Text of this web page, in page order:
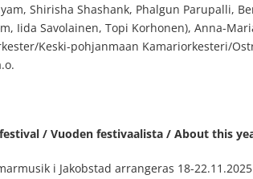
Shirisha Shashank, Phalgun Parupalli,
Iida Savolainen, Topi Korhonen), Anna-
Keski-pohjanmaan Kamariorkesteri/
/ Vuoden festivaalista / About this
i Jakobstad arrangeras 18-